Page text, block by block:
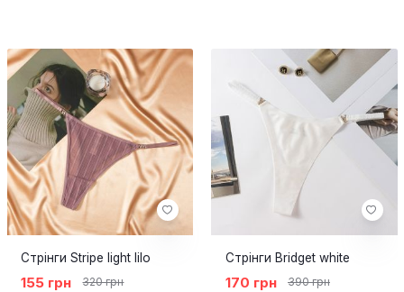
Стрінги Stripe light lilo
155 грн 320 грн
Стрінги Bridget white
170 грн 390 грн